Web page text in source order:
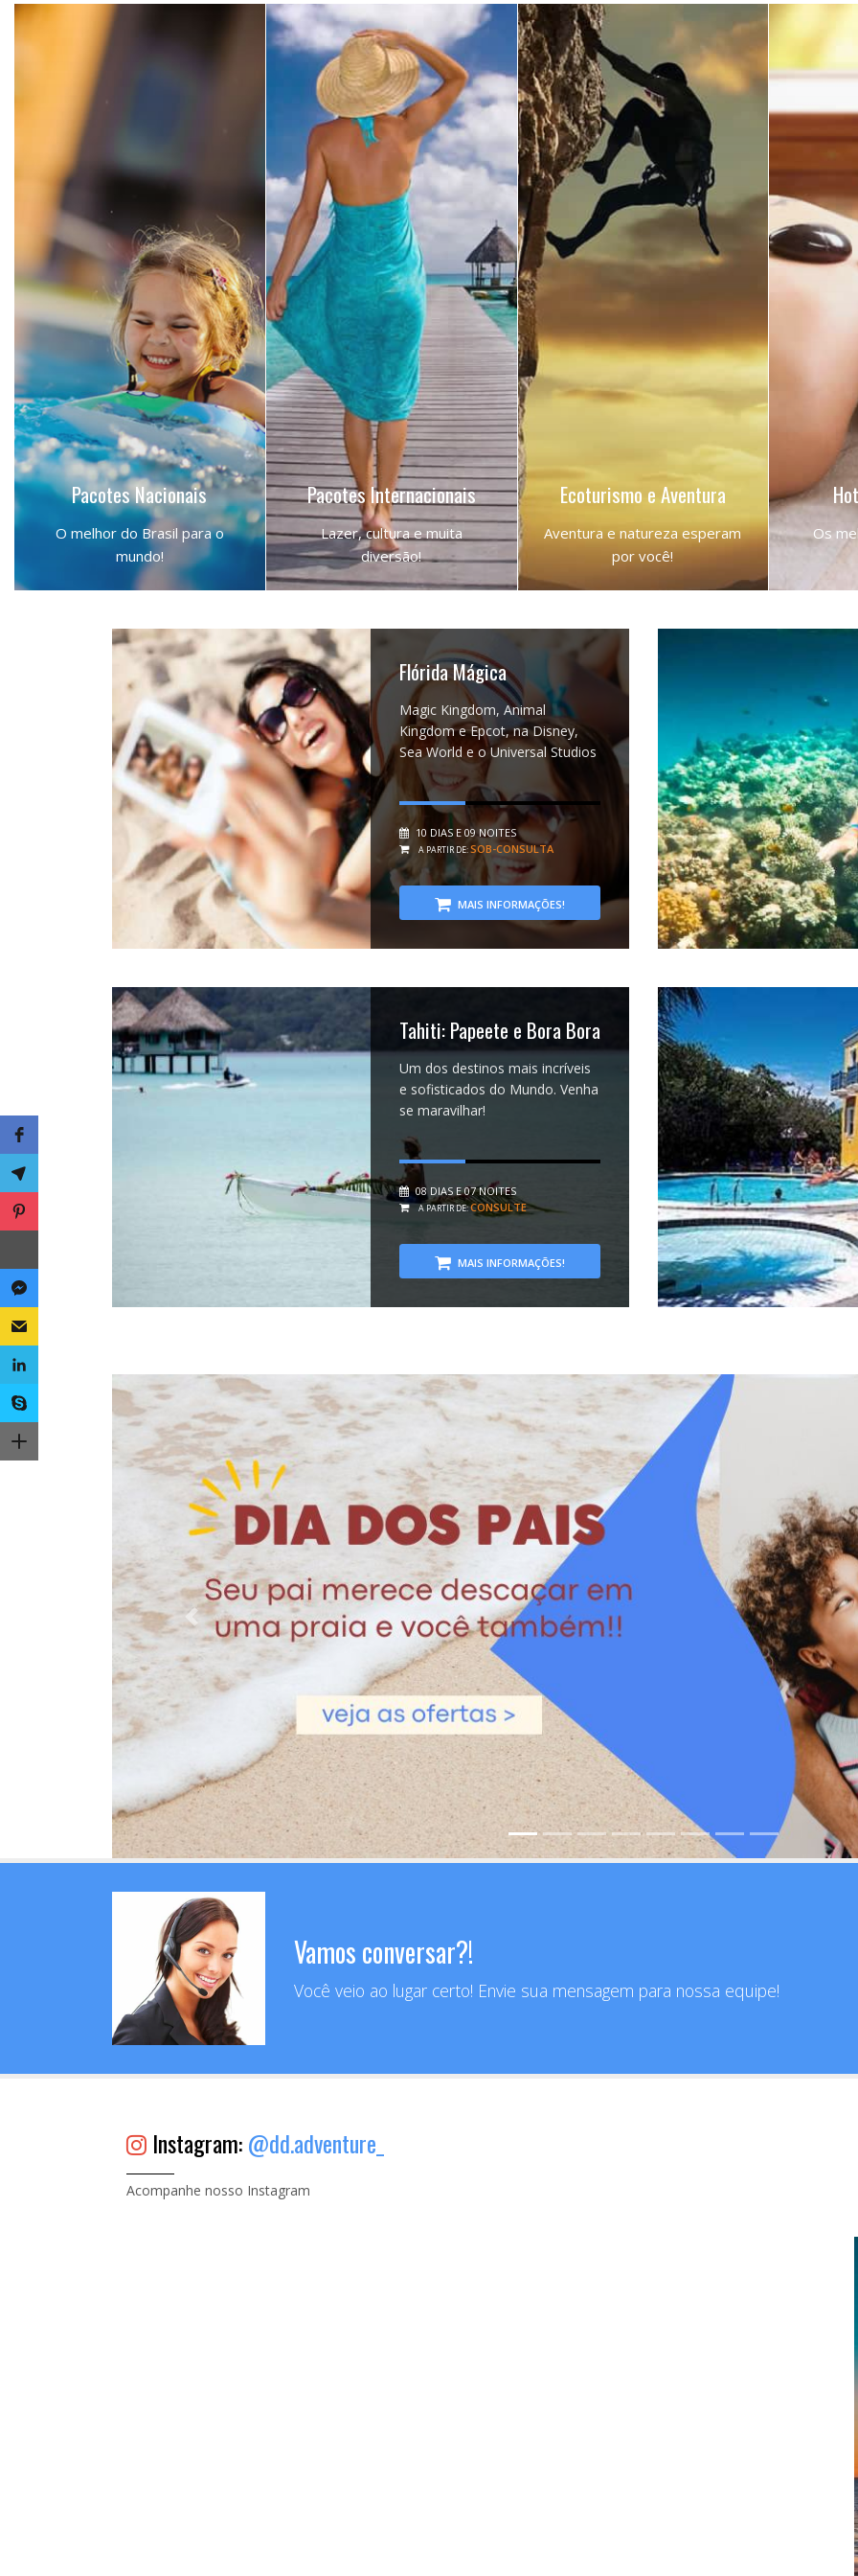
Pacotes Nacionais
O melhor do Brasil para o
mundo!
Pacotes Internacionais
Lazer, cultura e muita
diversão!
Ecoturismo e Aventura
Aventura e natureza esperam
por você!
Os
Flórida Mágica
Magic Kingdom, Animal
Kingdom e Epcot, na Disney,
Sea World e o Universal Studios
10 DIAS E 09 NOITES
A PARTIR DE:SOB-CONSULTA
MAIS INFORMAÇÕES!
Tahiti: Papeete e Bora Bora
Um dos destinos mais incríveis
e sofisticados do Mundo. Venha
se maravilhar!
08 DIAS E 07 NOITES
A PARTIR DE:CONSULTE
MAIS INFORMAÇÕES!
Previous
Vamos conversar?!
Você veio ao lugar certo! Envie sua mensagem para nossa equipe!
Instagram:@dd.adventure_
Acompanhe nosso Instagram